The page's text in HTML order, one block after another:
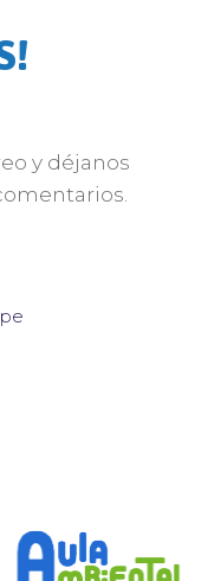
y déjanos